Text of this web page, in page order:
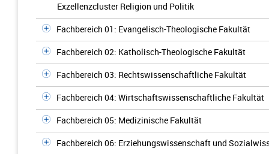
Exzellenzcluster Religion und Politik
Fachbereich 01: Evangelisch-Theologische Fakultät
Fachbereich 02: Katholisch-Theologische Fakultät
Fachbereich 03: Rechtswissenschaftliche Fakultät
Fachbereich 04: Wirtschaftswissenschaftliche Fakultät
Fachbereich 05: Medizinische Fakultät
Fachbereich 06: Erziehungswissenschaft und